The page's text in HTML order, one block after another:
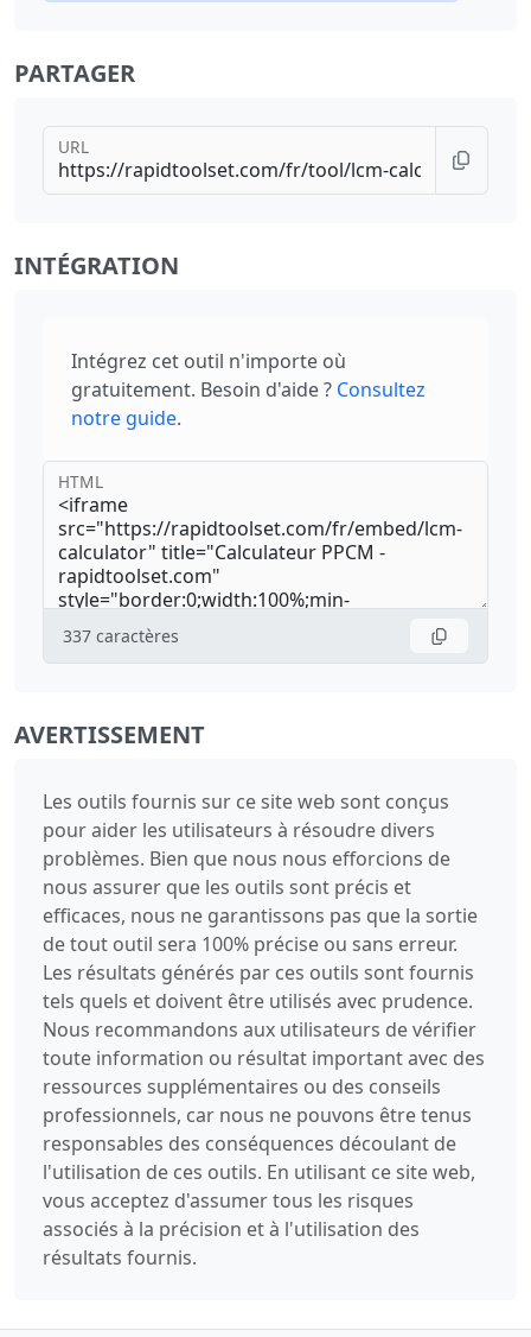
PARTAGER
URL
INTÉGRATION
Intégrez cet outil n'importe où
gratuitement. Besoin d'aide ? Consultez
notre guide.
HTML
337 caractères
AVERTISSEMENT
Les outils fournis sur ce site web sont conçus
pour aider les utilisateurs à résoudre divers
problèmes. Bien que nous nous efforcions de
nous assurer que les outils sont précis et
efficaces, nous ne garantissons pas que la sortie
de tout outil sera 100% précise ou sans erreur.
Les résultats générés par ces outils sont fournis
tels quels et doivent être utilisés avec prudence.
Nous recommandons aux utilisateurs de vérifier
toute information ou résultat important avec des
ressources supplémentaires ou des conseils
professionnels, car nous ne pouvons être tenus
responsables des conséquences découlant de
l'utilisation de ces outils. En utilisant ce site web,
vous acceptez d'assumer tous les risques
associés à la précision et à l'utilisation des
résultats fournis.